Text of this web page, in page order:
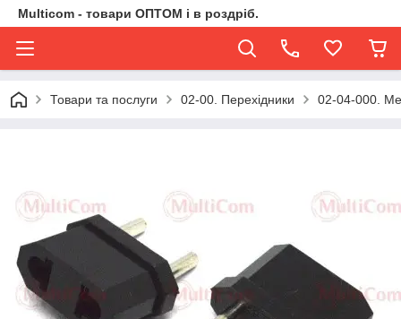
Multicom - товари ОПТОМ і в роздріб.
Товари та послуги 02-00. Перехідники 02-04-000.